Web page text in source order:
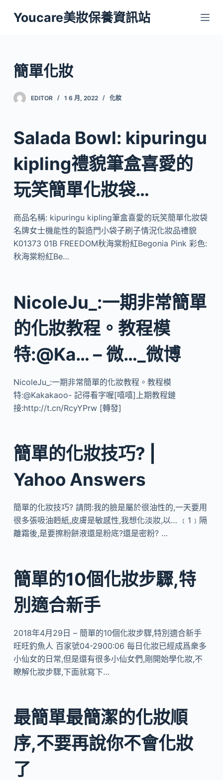
跳
至
內
容
Youcare美妝保養資訊站
簡單化妝
EDITOR 1 6 月, 2022 化妝
Salada Bowl: kipuringu
kipling禮貌筆盒喜愛的
玩笑簡單化妝袋…
商品名稱: kipuringu kipling筆盒喜愛的玩笑簡單化妝袋
名牌女士機能性的製造門小袋子刷子情況化妝品禮貌
K01373 01B FREEDOM秋海棠粉紅Begonia Pink 彩色:
秋海棠粉紅Be…
NicoleJu_:一期非常簡單
的化妝教程。教程模
特:@Ka… – 微…_微博
NicoleJu_:一期非常簡單的化妝教程。教程模
特:@Kakakaoo- 記得看字喔[嘻嘻]上期教程鏈
接:http://t.cn/RcyYPrw [轉發] ​
簡單的化妝技巧? |
Yahoo Answers
簡單的化妝技巧? 請問:我的臉是屬於很油性的,一天要用
很多張吸油麪紙,皮膚是敏感性,我想化淡妝,以… ﹝1﹞隔
離霜後,是要擦粉餅液還是粉底?還是密粉? …
簡單的10個化妝步驟,特
別適合新手
2018年4月29日 – 簡單的10個化妝步驟,特別適合新手
旺旺釣魚人 百家號04-2900:06 每日化妝已經成爲衆多
小仙女的日常,但是還有很多小仙女們,剛開始學化妝,不
瞭解化妝步驟,下面就寫下…
最簡單最簡潔的化妝順
序,不要再說你不會化妝
了